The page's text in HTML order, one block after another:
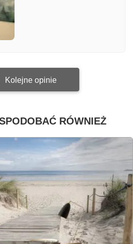
Kolejne opinie
RÓWNIEŻ